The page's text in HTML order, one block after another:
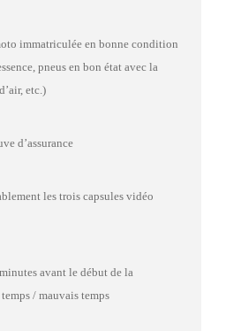
immatriculée en bonne condition
pneus en bon état avec la
etc.)
d’assurance
les trois capsules vidéo
avant le début de la
/ mauvais temps